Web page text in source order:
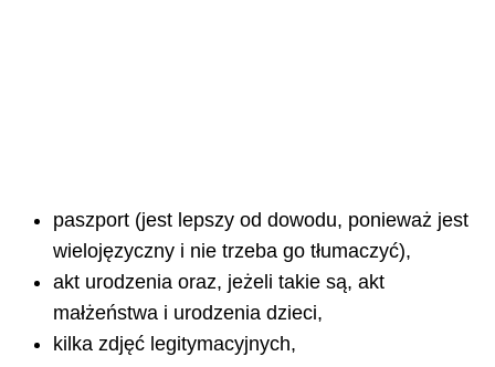
paszport (jest lepszy od dowodu, ponieważ jest
wielojęzyczny i nie trzeba go tłumaczyć),
akt urodzenia oraz, jeżeli takie są, akt
małżeństwa i urodzenia dzieci,
kilka zdjęć legitymacyjnych,